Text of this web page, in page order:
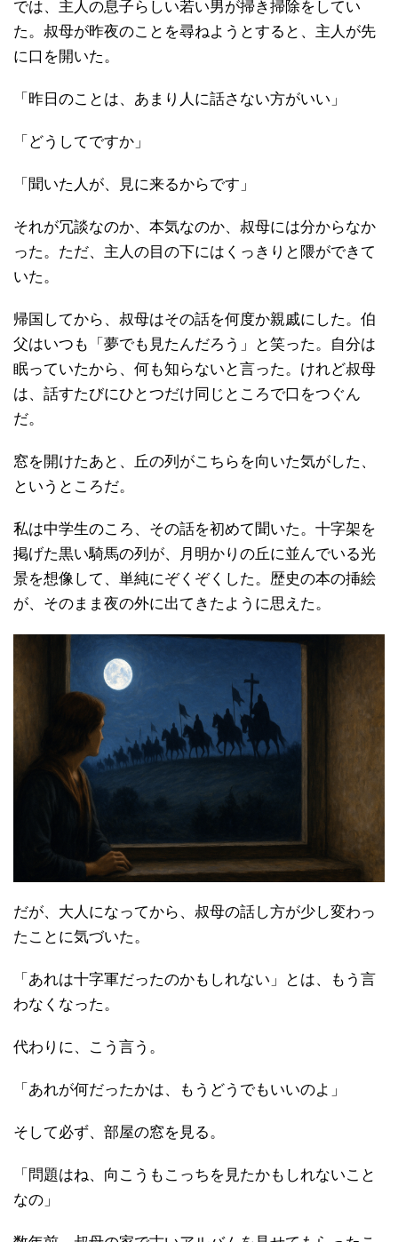
では、主人の息子らしい若い男が掃き掃除をしてい
た。叔母が昨夜のことを尋ねようとすると、主人が先
に口を開いた。
「昨日のことは、あまり人に話さない方がいい」
「どうしてですか」
「聞いた人が、見に来るからです」
それが冗談なのか、本気なのか、叔母には分からなか
った。ただ、主人の目の下にはくっきりと隈ができて
いた。
帰国してから、叔母はその話を何度か親戚にした。伯
父はいつも「夢でも見たんだろう」と笑った。自分は
眠っていたから、何も知らないと言った。けれど叔母
は、話すたびにひとつだけ同じところで口をつぐん
だ。
窓を開けたあと、丘の列がこちらを向いた気がした、
というところだ。
私は中学生のころ、その話を初めて聞いた。十字架を
掲げた黒い騎馬の列が、月明かりの丘に並んでいる光
景を想像して、単純にぞくぞくした。歴史の本の挿絵
が、そのまま夜の外に出てきたように思えた。
だが、大人になってから、叔母の話し方が少し変わっ
たことに気づいた。
「あれは十字軍だったのかもしれない」とは、もう言
わなくなった。
代わりに、こう言う。
「あれが何だったかは、もうどうでもいいのよ」
そして必ず、部屋の窓を見る。
「問題はね、向こうもこっちを見たかもしれないこと
なの」